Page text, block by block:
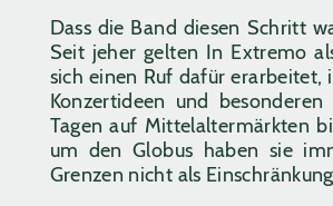
Dass die Band diesen Schritt
Seit jeher gelten In Extremo
sich einen Ruf dafür
Konzertideen und
Tagen auf Mittelaltermärkten
um den Globus haben sie
Grenzen nicht als